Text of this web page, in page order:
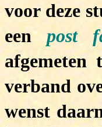
voor deze
eenpost
verband
wenst